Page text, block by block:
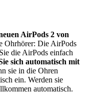
AirPods 2 von
Ohrhörer: Die AirPods
die AirPods einfach
sich automatisch mit
sie in die Ohren
ein. Werden sie
automatisch.